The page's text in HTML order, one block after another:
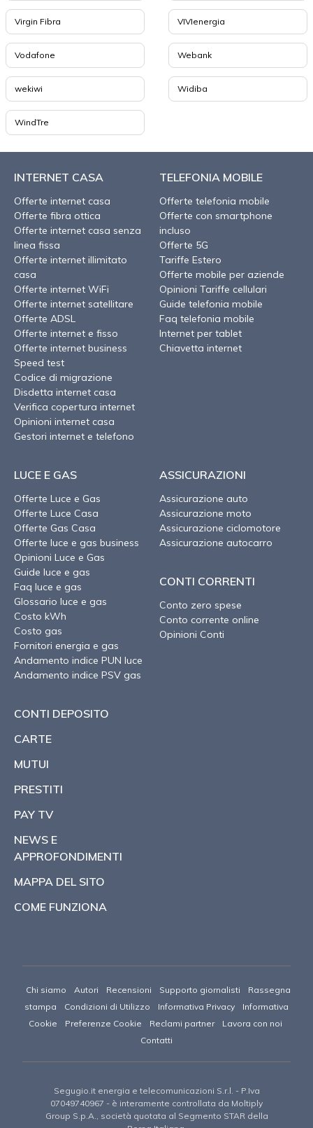
Virgin Fibra VIVIenergia
Vodafone Webank
wekiwi Widiba
WindTre
INTERNET CASA
Offerte internet casa
Offerte fibra ottica
Offerte internet casa senza
linea fissa
Offerte internet illimitato
casa
Offerte internet WiFi
Offerte internet satellitare
Offerte ADSL
Offerte internet e fisso
Offerte internet business
Speed test
Codice di migrazione
Disdetta internet casa
Verifica copertura internet
Opinioni internet casa
Gestori internet e telefono
TELEFONIA MOBILE
Offerte telefonia mobile
Offerte con smartphone
incluso
Offerte 5G
Tariffe Estero
Offerte mobile per aziende
Opinioni Tariffe cellulari
Guide telefonia mobile
Faq telefonia mobile
Internet per tablet
Chiavetta internet
LUCE E GAS
Offerte Luce e Gas
Offerte Luce Casa
Offerte Gas Casa
Offerte luce e gas business
Opinioni Luce e Gas
Guide luce e gas
Faq luce e gas
Glossario luce e gas
Costo kWh
Costo gas
Fornitori energia e gas
Andamento indice PUN luce
Andamento indice PSV gas
ASSICURAZIONI
Assicurazione auto
Assicurazione moto
Assicurazione ciclomotore
Assicurazione autocarro
CONTI CORRENTI
Conto zero spese
Conto corrente online
Opinioni Conti
CONTI DEPOSITO
CARTE
MUTUI
PRESTITI
PAY TV
NEWS E
APPROFONDIMENTI
MAPPA DEL SITO
COME FUNZIONA
Chi siamo Autori Recensioni Supporto giornalisti
Rassegna
stampa
Condizioni di Utilizzo Informativa Privacy
Informativa
Cookie
Preferenze Cookie Reclami partner
Lavora con noi
Contatti
Segugio.it energia e telecomunicazioni S.r.l. - P.Iva
07049740967 - è interamente controllata da Moltiply
Group S.p.A., società quotata al Segmento STAR della